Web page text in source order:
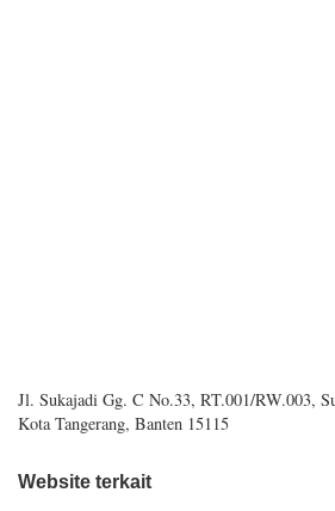
Jl. Sukajadi Gg. C No.33, RT.001/RW.003,
Kota Tangerang, Banten 15115
Website terkait